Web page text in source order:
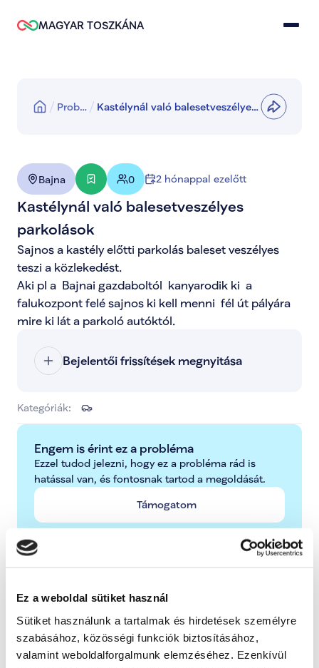
Ez a weboldal sütiket használ
Sütiket használunk a tartalmak és hirdetések személyre
szabásához, közösségi funkciók biztosításához,
valamint weboldalforgalmunk elemzéséhez. Ezenkívül
MAGYAR TOSZKÁNA
Prob…
Kastélynál való balesetveszélyes
Bajna 0 2 hónappal ezelőtt
Kastélynál való balesetveszélyes
parkolások
Sajnos a kastély előtti parkolás baleset veszélyes
teszi a közlekedést.
Aki pl a  Bajnai gazdaboltól  kanyarodik ki  a
falukozpont felé sajnos ki kell menni  fél út pályára
mire ki lát a parkoló autóktól.
Bejelentői frissítések megnyitása
Kategóriák:
Engem is érint ez a probléma
Ezzel tudod jelezni, hogy ez a probléma rád is
hatással van, és fontosnak tartod a megoldását.
Támogatom
A problémára adott válasz
Radnai Márk
A TISZA alelnöke, Országgyűlési képviselő,
Kormánybiztos
Teljes állapot lista megnyitása